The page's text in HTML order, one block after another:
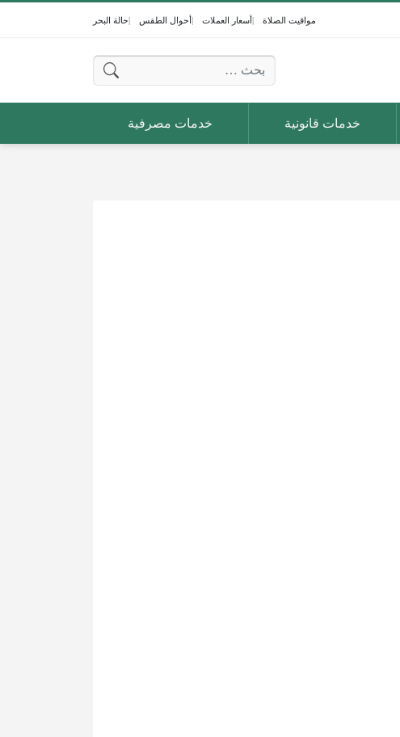
مواقيت الصلاة أسعار العملات أحوال الطقس حالة البحر
البحث عن:
خدمات قانونية خدمات مصرفية